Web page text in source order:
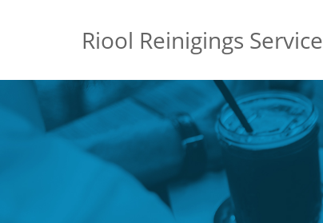
Riool Reinigings Service